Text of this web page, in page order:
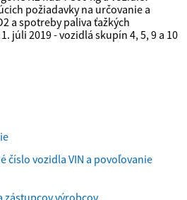
požiadavky na určovanie a
a spotreby paliva ťažkých
júli 2019 - vozidlá skupín 4, 5, 9 a 10
číslo vozidla VIN a povoľovanie
zástupcov výrobcov